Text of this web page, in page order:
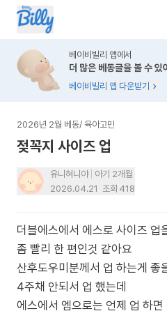
베이비빌리 앱에서
더 많은 베동글을 볼 수 있
베이비빌리 앱 다운받기
2026년 2월 베동/ 육아고민
젖꼭지 사이즈 업
유니혀니야
아기 2개월
2026.04.21 조회 418
더블에스에서 에스로 사이즈 업
좀 빨리 한 편인것 같아요
산후도우미분께서 업 하는게 좋
4주채 안되서 업 했는데
에스에서 엠으로는 언제 업 하면